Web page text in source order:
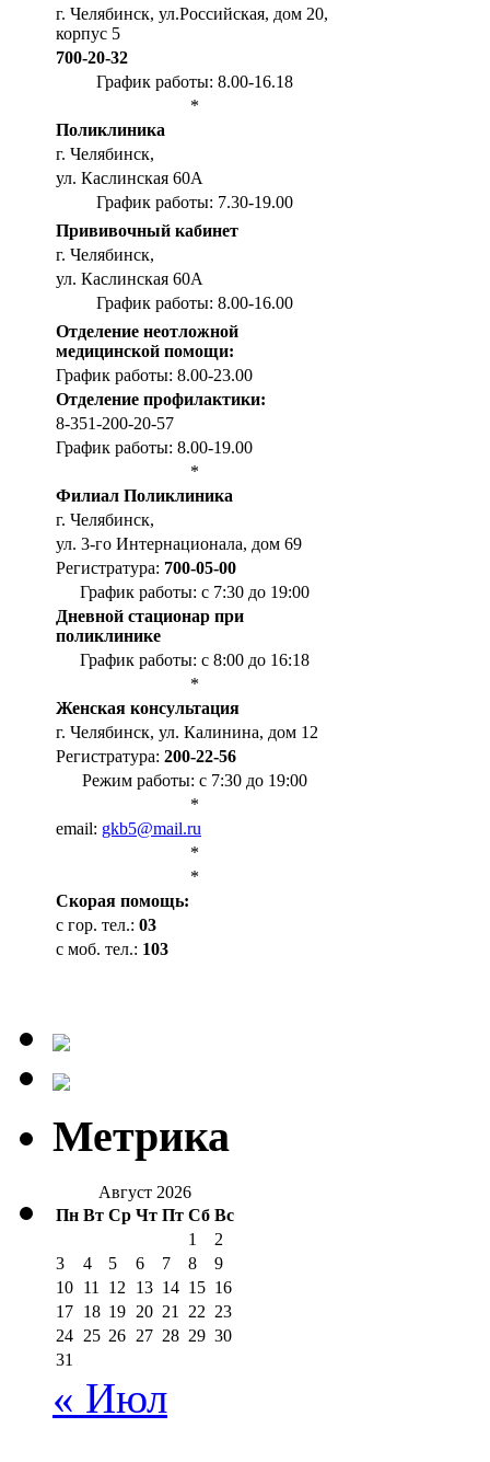
г. Челябинск, ул.Российская, дом 20,
корпус 5
700-20-32
График работы: 8.00-16.18
*
Поликлиника
г. Челябинск,
ул. Каслинская 60А
График работы: 7.30-19.00
Прививочный кабинет
г. Челябинск,
ул. Каслинская 60А
График работы: 8.00-16.00
Отделение неотложной
медицинской помощи:
График работы: 8.00-23.00
Отделение профилактики:
8-351-200-20-57
График работы: 8.00-19.00
*
Филиал Поликлиника
г. Челябинск,
ул. 3-го Интернационала, дом 69
Регистратура: 700-05-00
График работы: с 7:30 до 19:00
Дневной стационар при
поликлинике
График работы: с 8:00 до 16:18
*
Женская консультация
г. Челябинск, ул. Калинина, дом 12
Регистратура: 200-22-56
Режим работы: с 7:30 до 19:00
*
email: gkb5@mail.ru
*
*
Cкорая помощь:
с гор. тел.: 03
с моб. тел.: 103
Метрика
Август 2026
Пн Вт Ср Чт Пт Сб Вс
1
2
3
4 5 6 7 8
9
10 11 12 13 14 15 16
17 18 19 20 21 22 23
24 25 26 27 28 29 30
31
« Июл